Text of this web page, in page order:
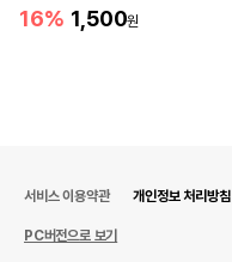
16% 1,500원
서비스 이용약관 개인정보 처리방침
PC버전으로 보기